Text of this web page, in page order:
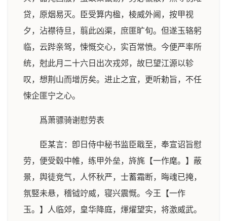
贷，原烟易灭。臣受算内楹，棱威外阃，按甲视
夕，沾襟待旦，翦此凶渠，庶匪旷旬。但遂玉辂躬
临，云跸亲驾，悚慨交心，实百常愤。今便严率所
统，尅此月二十六日出次戎郊，故巳望江源以轸
叹，想荆山而增厉矣。进止之宜，更听勅旨，不任
悚企匪宁之心。
爲萧骠骑谢慰劳表
臣某言：卽日侍中秘书监臣戢至，奉宣诏旨慰
劳，便受毂中帷，练甲外垒，旍旄【一作麾。】蔽
景，舆徒竞气，人怀秋严，士蓄霜断，晦魂已掩，
氛竪未悬，稽钺竚威，寝兴震慨。今王【一作
玉。】人临郊，皇华降庭，煇燿望实，将激威武。